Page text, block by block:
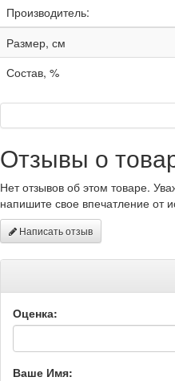
Производитель:
Размер, см
Состав, %
Отзывы о
Нет отзывов об этом товаре.
напишите свое впечатление от
Написать отзыв
Оценка:
Ваше Имя: